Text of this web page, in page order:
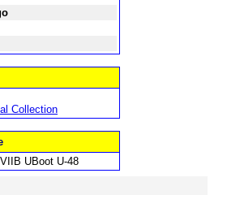
Collection
UBoot U-48